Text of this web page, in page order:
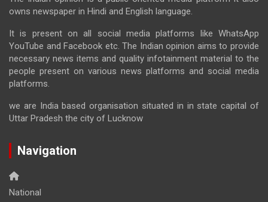
owns newspaper in Hindi and English language.
It is present on all social media platforms like WhatsApp
YouTube and Facebook etc. The Indian opinion aims to provide
necessary news items and quality infotainment material to the
people present on various news platforms and social media
platforms.
we are India based organisation situated in in state capital of
Uttar Pradesh the city of Lucknow
Navigation
National